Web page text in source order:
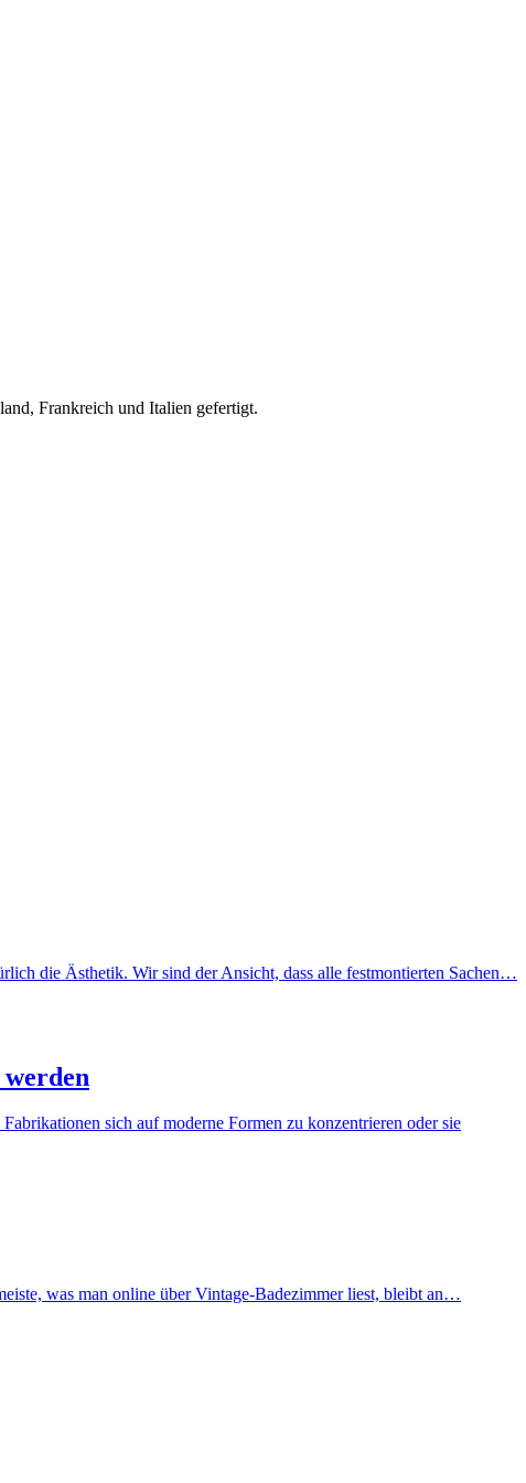
Frankreich und Italien gefertigt.
die Ästhetik. Wir sind der Ansicht, dass alle festmontierten Sachen…
sich auf moderne Formen zu konzentrieren oder sie
was man online über Vintage-Badezimmer liest, bleibt an…